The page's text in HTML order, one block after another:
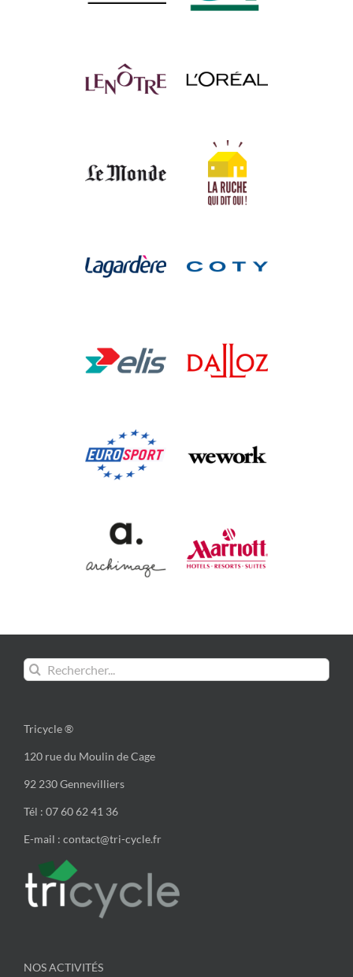
Rechercher:
Tricycle ®
120 rue du Moulin de Cage
92 230 Gennevilliers
Tél : 07 60 62 41 36
E-mail : contact@tri-cycle.fr
NOS ACTIVITÉS